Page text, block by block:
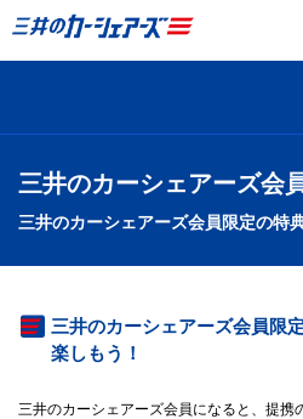
三井のカーシェアーズ会
三井のカーシェアーズ会員限定の特
三井のカーシェアーズ会員限
楽しもう！
三井のカーシェアーズ会員になると、提携